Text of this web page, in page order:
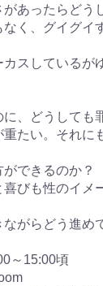
あったらどう
く、グイグイ
スしているが
に、どうしても
たい。それに
できるのか？
喜びも性のイメ
がらどう進め
～15:00頃